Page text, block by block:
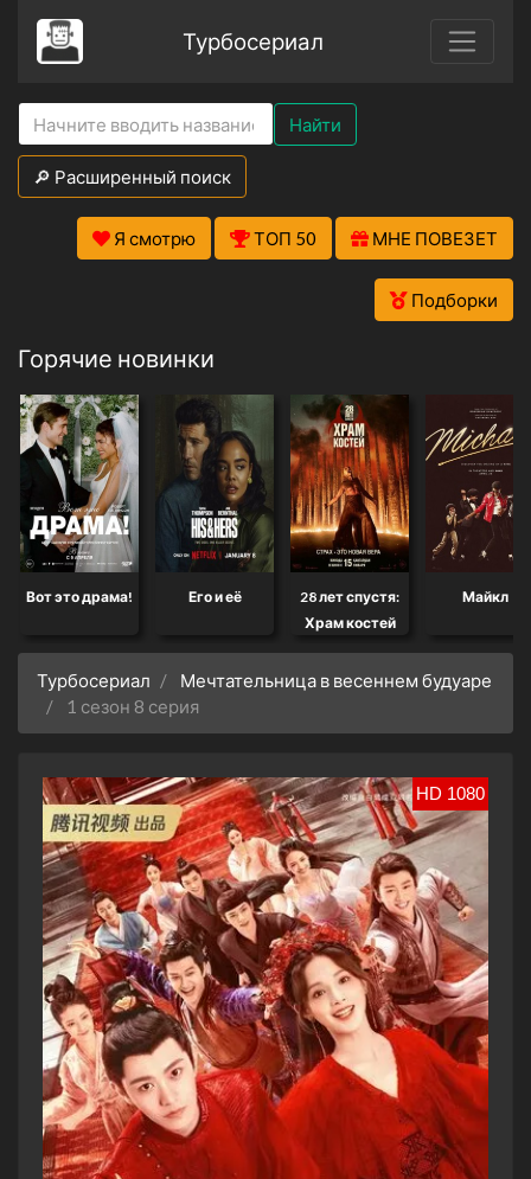
Турбосериал
Найти
🔎 Расширенный поиск
Я смотрю ТОП 50 МНЕ ПОВЕЗЕТ
Подборки
Горячие новинки
Вот это драма! Его и её
28 лет спустя:
Храм костей
Майкл
Турбосериал
Мечтательница в весеннем будуаре
1 сезон 8 серия
HD 1080